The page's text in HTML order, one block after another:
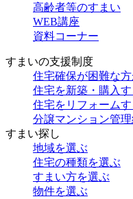
高齢者等のすまい
WEB講座
資料コーナー
すまいの支援制度
住宅確保が困難な
住宅を新築・購入
住宅をリフォーム
分譲マンション管
すまい探し
地域を選ぶ
住宅の種類を選ぶ
すまい方を選ぶ
物件を選ぶ